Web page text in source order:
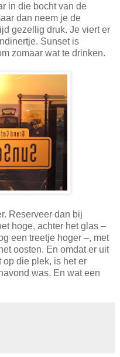
in die bocht van de
dan neem je de
gezellig druk. Je viert er
Sunset is
zomaar wat te drinken.
Reserveer dan bij
hoge, achter het glas –
een treetje hoger –, met
oosten. En omdat er uit
op die plek, is het er
was. En wat een